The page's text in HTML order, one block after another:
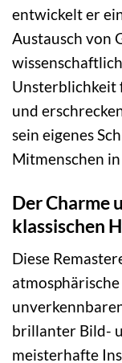
entwickelt er
Austausch von
Unsterblichkeit
und
sein eigenes
Mitmenschen
Der Charme
klassischen
Diese
brillanter Bild-
meisterhafte